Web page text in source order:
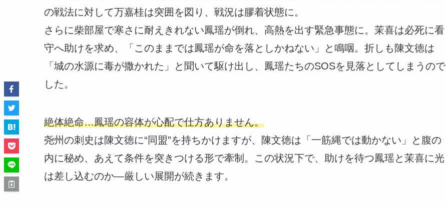
の戦法に対して万嘉桂は突囲を図り、戦況は膠着状態に。
さらに柴部屋で寒さに耐えきれない鳳瑶が倒れ、高熱を出す緊急事態に。茉喜は必死に看
守へ助けを求め、「このままでは鳳瑶が命を落としかねない」と鳴咽。折しも陳文徳は
「城の水源に毒が撒かれた」と聞いて駆け出し、鳳瑶たちのSOSを見落としてしまうので
した。
絶体絶命…鳳瑶の容体が心配で仕方ありません。
尧州の刺史は陳文徳に“同盟”を持ちかけますが、陳文徳は「一筋縄では動かない」と腹の
内に秘め、あえて条件を突きつける形で牽制。この状況下で、助けを待つ鳳瑶と茉喜に光
は差し込むのか—厳しい展開が続きます。